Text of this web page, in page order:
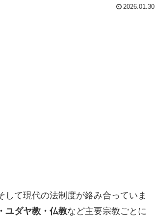
2026.01.30
て現代の法制度が絡み合っていま
ユダヤ教・仏教など主要宗教ごとに